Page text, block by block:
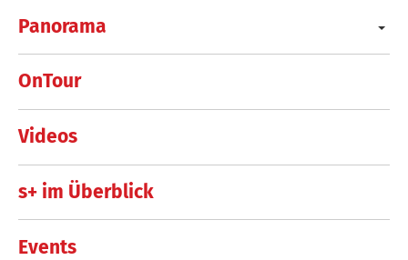
Panorama
OnTour
Videos
s+ im Überblick
Events